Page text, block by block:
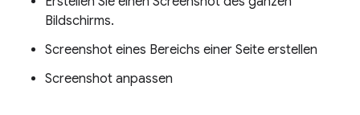
Bildschirms.
Screenshot eines Bereichs einer Seite erstellen
Screenshot anpassen